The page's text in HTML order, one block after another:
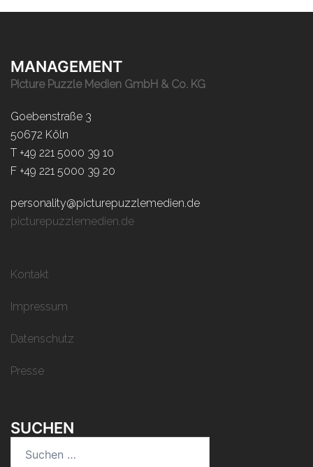
MANAGEMENT
Picture Puzzle Medien GmbH & Co. KG
Goebenstraße 3
50672 Köln
T +49 221 5000 39 10
F +49 221 5000 39 20
personality@picturepuzzlemedien.de
picturepuzzlemedien.de
Kontakt
Impressum
Datenschutz
Presse
SUCHEN